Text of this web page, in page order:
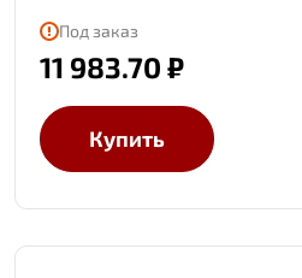
Под заказ
11 983.70 ₽
Купить